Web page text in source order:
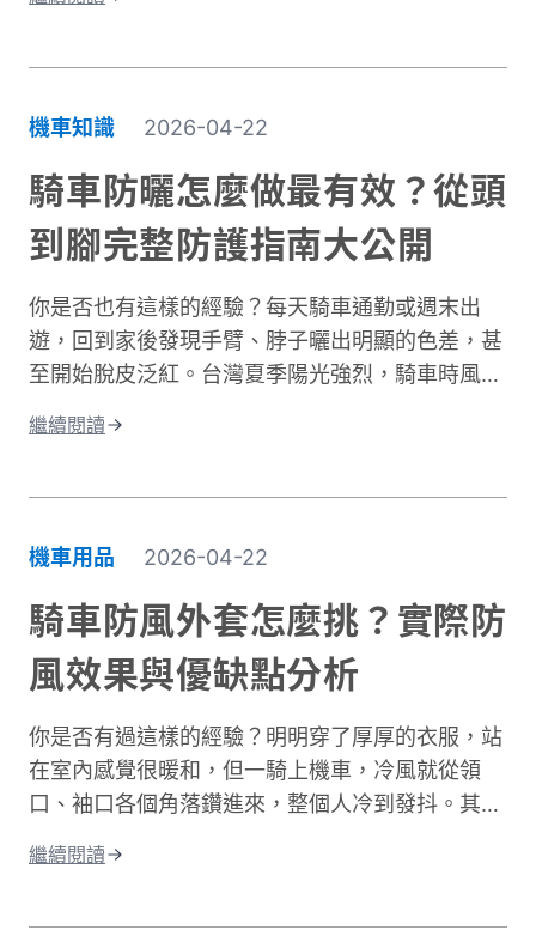
據交通部統計，機車事故傷亡中，頭部仍是最高致
部位。專業的機車防摔褲內建護膝、採用耐磨材
質，能在摔車瞬間提供關鍵保護。這與一般牛仔褲
或休閒褲有著根本性的差異。在台灣這個機車密度
極高的環境中，道路狀況複雜、天氣多變。突然下
雨導致路面濕滑、緊急煞車、車流密集，都讓騎士
型，更是守護生命的投資。本文將深入解析機車防
摔褲的防護原理、材質差異、CE認證標準，以及
如何根據通勤或長途需求進行防摔褲選購。讓你找
到兼顧安全、舒適與預算的理想選擇。
機車知識 2026-04-22
騎車防曬怎麼做最有效？從頭
到腳完整防護指南大公開
你是否也有這樣的經驗？每天騎車通勤或週末出
遊，回到家後發現手臂、脖子曬出明顯的色差，甚
至開始脫皮泛紅。台灣夏季陽光強烈，騎車時風吹
少。許多人以為騎車防曬只是愛美的選擇，其實這
下來容易造成曬傷、曬黑，甚至加速肌膚老化。別
擔心，做好紫外線防護並不複雜！本文將帶你了解
台灣氣候下的曝曬風險，並分享從頭部到腳部的完
整防曬裝備選擇。只要掌握正確方法，你也能在享
受騎車樂趣的同時，有效保護肌膚，遠離曬傷困
繼續閱讀
機車用品 2026-04-22
騎車防風外套怎麼挑？實際防
風效果與優缺點分析
你是否有過這樣的經驗？明明穿了厚厚的衣服，站
在室內感覺很暖和，但一騎上機車，冷風就從領
口、袖口各個角落鑽進來，整個人冷到發抖。其實
護。台灣氣候的冬季雖然氣溫很少跌破0度，但
繼續閱讀